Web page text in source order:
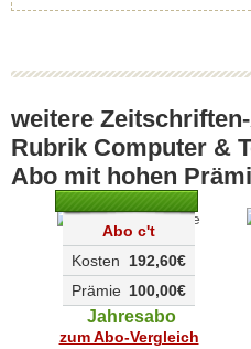
weitere
Rubrik Computer &
Abo mit hohen
Abo c't
192,60€
Kosten
100,00€
Prämie
Jahresabo
zum Abo-Vergleich